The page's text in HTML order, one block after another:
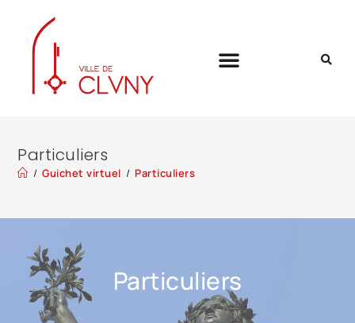
Particuliers
/ Guichet virtuel / Particuliers
Particuliers